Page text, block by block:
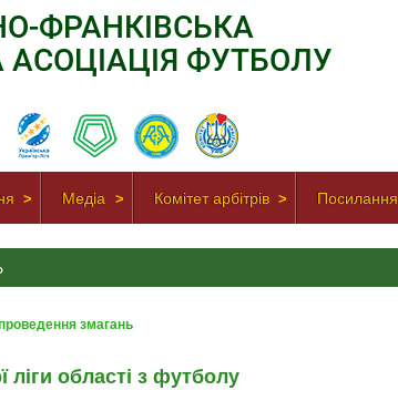
ФРАНКІВСЬКА
ФУТБОЛУ
Медіа Комітет арбітрів Посилання
змагань
ліги області з футболу